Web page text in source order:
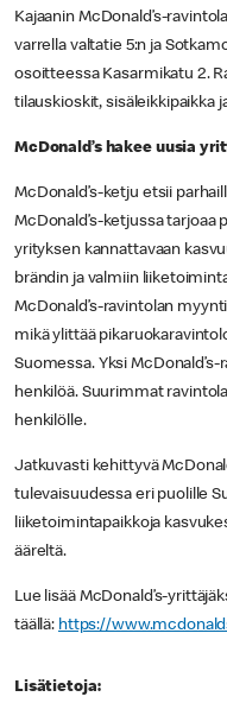
Kajaanin McDonald’s-
varrella valtatie 5:n ja
osoitteessa Kasarmikatu 2.
tilauskioskit, sisäleikkipaikka
McDonald’s hakee uusia
McDonald’s-ketju etsii
McDonald’s-ketjussa
yrityksen kannattavaan
brändin ja valmiin
McDonald’s-ravintolan
mikä ylittää
Suomessa. Yksi
henkilöä. Suurimmat
henkilölle.
Jatkuvasti kehittyvä
tulevaisuudessa eri puolille
liiketoimintapaikkoja
ääreltä.
Lue lisää McDonald’s-
täällä: https://
Lisätietoja: